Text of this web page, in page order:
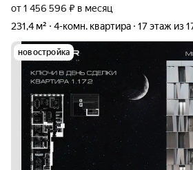
от 1 456 596 ₽ в месяц
231,4 м²
4-комн. квартира 17 этаж из
новостройка